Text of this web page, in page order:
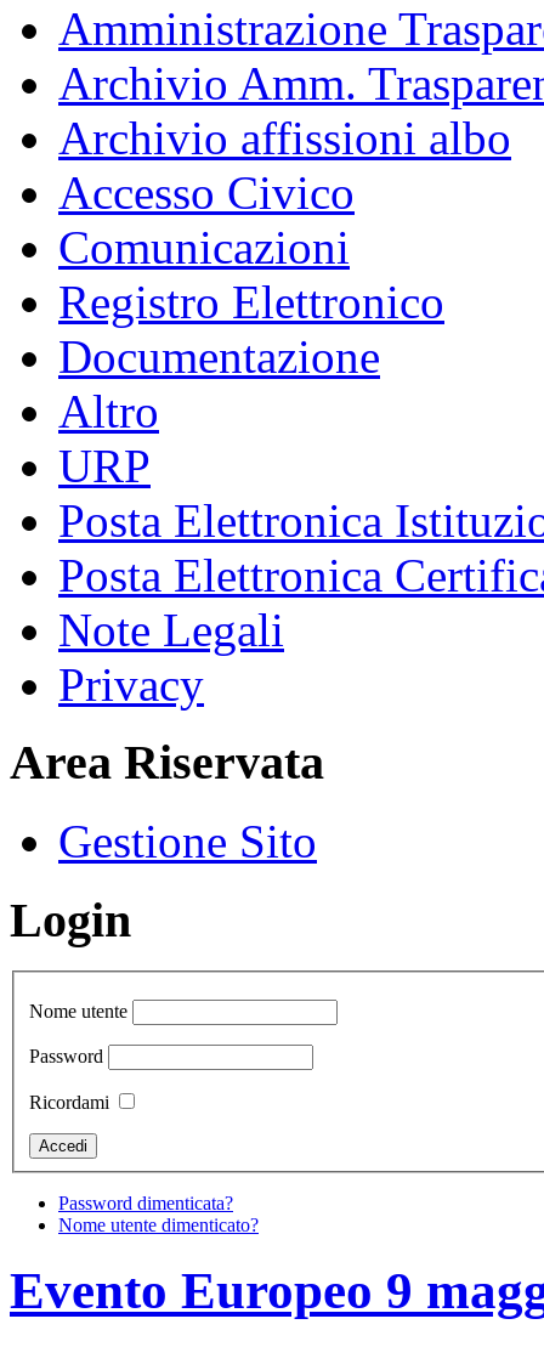
Amministrazione
Archivio Amm.
Archivio affissioni albo
Accesso Civico
Comunicazioni
Registro Elettronico
Documentazione
Altro
URP
Posta Elettronica
Posta Elettronica
Note Legali
Privacy
Area Riservata
Gestione Sito
Login
Nome utente
Password
Ricordami
Password dimenticata?
Nome utente dimenticato?
Evento Europeo 9